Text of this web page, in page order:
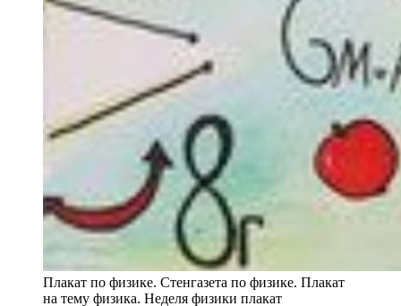
Плакат по физике. Стенгазета по физике. Плакат
на тему физика. Неделя физики плакат